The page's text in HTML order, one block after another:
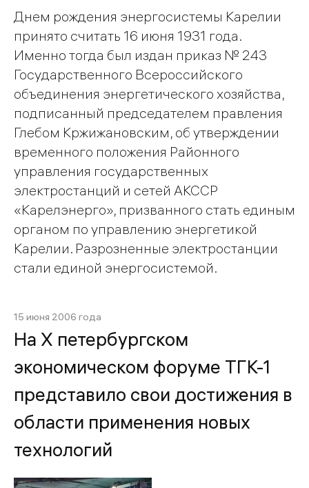
Днем рождения энергосистемы Карелии
принято считать 16 июня 1931 года.
Именно тогда был издан приказ № 243
Государственного Всероссийского
объединения энергетического хозяйства,
подписанный председателем правления
Глебом Кржижановским, об утверждении
временного положения Районного
управления государственных
электростанций и сетей АКССР
«Карелэнерго», призванного стать единым
органом по управлению энергетикой
Карелии. Разрозненные электростанции
стали единой энергосистемой.
15 июня 2006 года
На Х петербургском
экономическом форуме ТГК-1
представило свои достижения в
области применения новых
технологий